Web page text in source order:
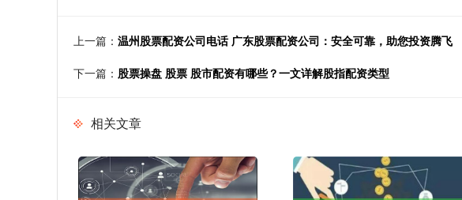
上一篇： 温州股票配资公司电话 广东股票配资公司：安全可靠，助您投资腾飞
下一篇： 股票操盘 股票 股市配资有哪些？一文详解股指配资类型
相关文章